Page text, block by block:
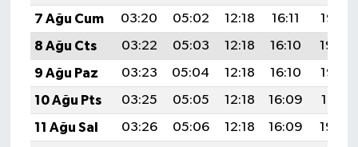
7 Ağu Cum
03:20 05:02 12:18 16:11
19:25
8 Ağu Cts
03:22 05:03 12:18 16:10
19:24
9 Ağu Paz
03:23 05:04 12:18 16:10
19:22
10 Ağu Pts
03:25 05:05 12:18 16:09
19:21
11 Ağu Sal
03:26 05:06 12:18 16:09
19:20